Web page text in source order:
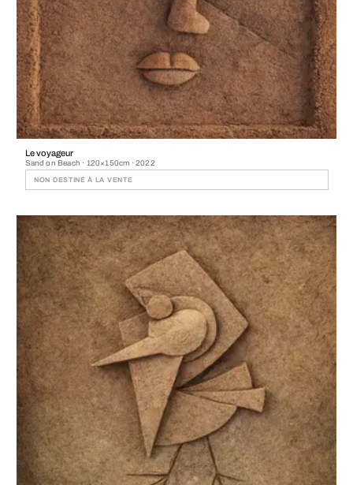
Le voyageur
Sand on Beach · 120×150cm · 2022
NON DESTINÉ À LA VENTE